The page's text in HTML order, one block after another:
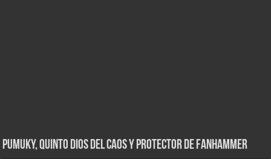
Pumuky, Quinto Dios del Caos y Protector de FanHammer